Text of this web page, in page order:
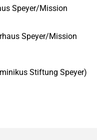
Speyer/Mission
Speyer/Mission
Stiftung Speyer)